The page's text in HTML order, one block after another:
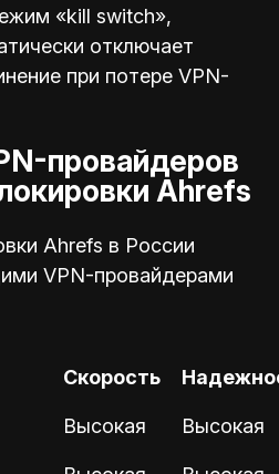
«kill switch»,
отключает
при потере VPN-
провайдеров
Ahrefs
Ahrefs в России
VPN-провайдерами
Скорость
Высокая Высокая